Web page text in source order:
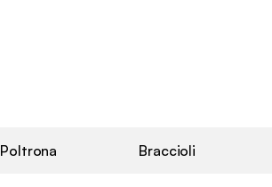
Poltrona Braccioli